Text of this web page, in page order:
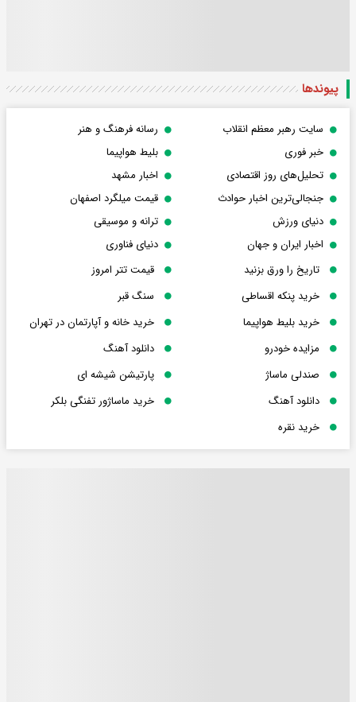
پیوندها
سایت رهبر معظم انقلاب
رسانه فرهنگ و هنر
خبر فوری
بلیط هواپیما
تحلیل‌های روز اقتصادی
اخبار مشهد
جنجالی‌ترین اخبار حوادث
قیمت میلگرد اصفهان
دنیای ورزش
ترانه و موسیقی
اخبار ایران و جهان
دنیای فناوری
تاریخ را ورق بزنید
قیمت تتر امروز
خرید پنکه اقساطی
سنگ قبر
خرید بلیط هواپیما
خرید خانه و آپارتمان در تهران
مزایده خودرو
دانلود آهنگ
صندلی ماساژ
پارتیشن شیشه ای
دانلود آهنگ
خرید ماساژور تفنگی بلکر
خرید نقره